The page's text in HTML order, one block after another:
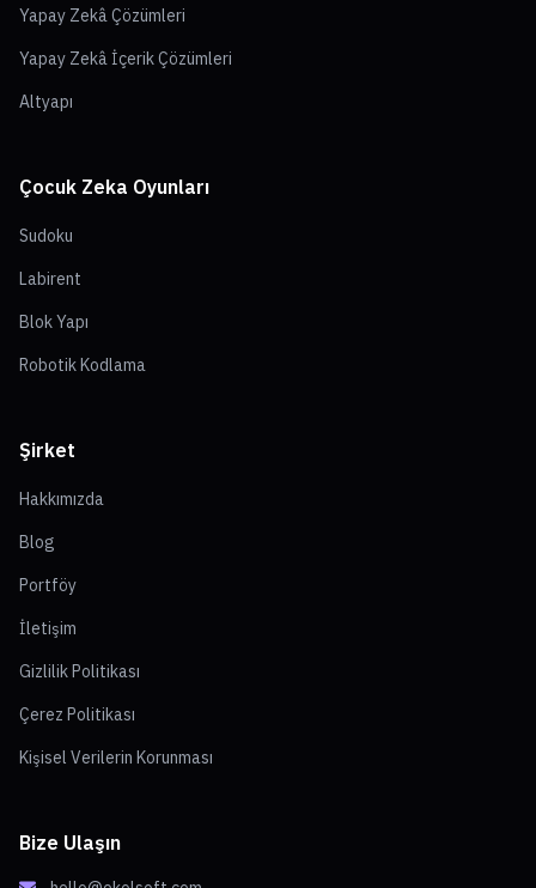
Yapay Zekâ Çözümleri
Yapay Zekâ İçerik Çözümleri
Altyapı
Çocuk Zeka Oyunları
Sudoku
Labirent
Blok Yapı
Robotik Kodlama
Şirket
Hakkımızda
Blog
Portföy
İletişim
Gizlilik Politikası
Çerez Politikası
Kişisel Verilerin Korunması
Bize Ulaşın